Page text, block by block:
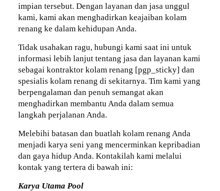
impian tersebut. Dengan layanan dan jasa unggul
kami, kami akan menghadirkan keajaiban kolam
renang ke dalam kehidupan Anda.
Tidak usahakan ragu, hubungi kami saat ini untuk
informasi lebih lanjut tentang jasa dan layanan kami
sebagai kontraktor kolam renang [pgp_sticky] dan
spesialis kolam renang di sekitarnya. Tim kami yang
berpengalaman dan penuh semangat akan
menghadirkan membantu Anda dalam semua
langkah perjalanan Anda.
Melebihi batasan dan buatlah kolam renang Anda
menjadi karya seni yang mencerminkan kepribadian
dan gaya hidup Anda. Kontakilah kami melalui
kontak yang tertera di bawah ini:
Karya Utama Pool